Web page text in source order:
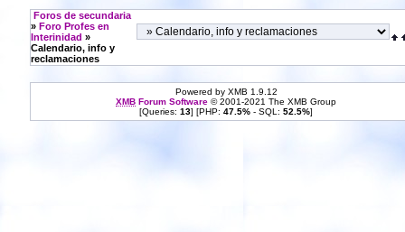
Foros de secundaria
» Foro Profes en
Interinidad »
Calendario, info y
reclamaciones
Powered by XMB 1.9.12
XMB Forum Software © 2001-2021 The XMB Group
[Queries: 13] [PHP: 47.5% - SQL: 52.5%]